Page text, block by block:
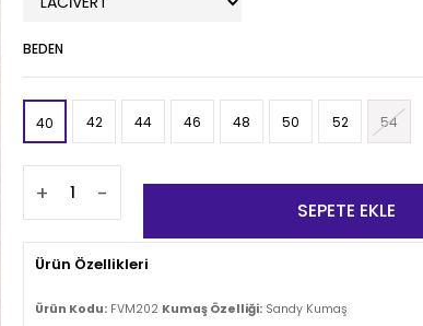
BEDEN
40 42 44 46 48 50 52 54
+ -
Ürün Özellikleri
Ürün Kodu: FVM202 Kumaş Özelliği: Sandy Kumaş